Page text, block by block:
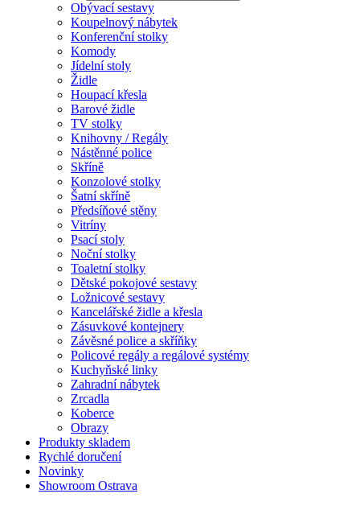
Obývací sestavy
Koupelnový nábytek
Konferenční stolky
Komody
Jídelní stoly
Židle
Houpací křesla
Barové židle
TV stolky
Knihovny / Regály
Nástěnné police
Skříně
Konzolové stolky
Šatní skříně
Předsíňové stěny
Vitríny
Psací stoly
Noční stolky
Toaletní stolky
Dětské pokojové sestavy
Ložnicové sestavy
Kancelářské židle a křesla
Zásuvkové kontejnery
Závěsné police a skříňky
Policové regály a regálové systémy
Kuchyňské linky
Zahradní nábytek
Zrcadla
Koberce
Obrazy
Produkty skladem
Rychlé doručení
Novinky
Showroom Ostrava